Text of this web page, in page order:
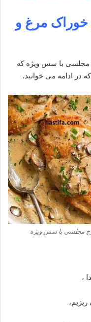
مرغ و
مجلسی با سس ویژه که
در ادامه می خوانید.
مجلسی با سس ویژه
،